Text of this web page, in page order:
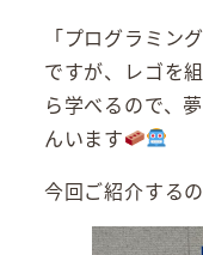
「プログラミン
ですが、レゴを
ら学べるので、
んいます
今回ご紹介する